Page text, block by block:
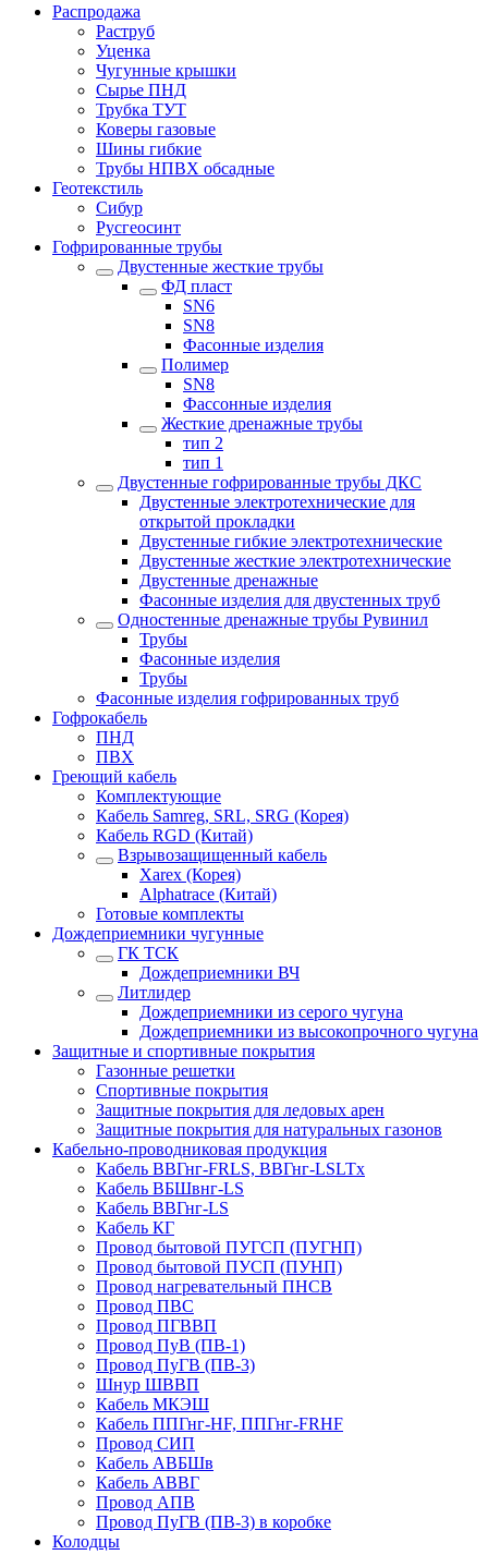
Распродажа
Раструб
Уценка
Чугунные крышки
Сырье ПНД
Трубка ТУТ
Коверы газовые
Шины гибкие
Трубы НПВХ обсадные
Геотекстиль
Сибур
Русгеосинт
Гофрированные трубы
Двустенные жесткие трубы
ФД пласт
SN6
SN8
Фасонные изделия
Полимер
SN8
Фассонные изделия
Жесткие дренажные трубы
тип 2
тип 1
Двустенные гофрированные трубы ДКС
Двустенные электротехнические для
открытой прокладки
Двустенные гибкие электротехнические
Двустенные жесткие электротехнические
Двустенные дренажные
Фасонные изделия для двустенных труб
Одностенные дренажные трубы Рувинил
Трубы
Фасонные изделия
Трубы
Фасонные изделия гофрированных труб
Гофрокабель
ПНД
ПВХ
Греющий кабель
Комплектующие
Кабель Samreg, SRL, SRG (Корея)
Кабель RGD (Китай)
Взрывозащищенный кабель
Xarex (Корея)
Alphatrace (Китай)
Готовые комплекты
Дождеприемники чугунные
ГК ТСК
Дождеприемники ВЧ
Литлидер
Дождеприемники из серого чугуна
Дождеприемники из высокопрочного чугуна
Защитные и спортивные покрытия
Газонные решетки
Спортивные покрытия
Защитные покрытия для ледовых арен
Защитные покрытия для натуральных газонов
Кабельно-проводниковая продукция
Кабель ВВГнг-FRLS, ВВГнг-LSLTx
Кабель ВБШвнг-LS
Кабель ВВГнг-LS
Кабель КГ
Провод бытовой ПУГСП (ПУГНП)
Провод бытовой ПУСП (ПУНП)
Провод нагревательный ПНСВ
Провод ПВС
Провод ПГВВП
Провод ПуВ (ПВ-1)
Провод ПуГВ (ПВ-3)
Шнур ШВВП
Кабель МКЭШ
Кабель ППГнг-HF, ППГнг-FRHF
Провод СИП
Кабель АВБШв
Кабель АВВГ
Провод АПВ
Провод ПуГВ (ПВ-3) в коробке
Колодцы